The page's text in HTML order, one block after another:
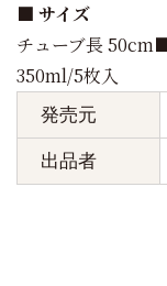
■ サイズ
チューブ長 50cm
350ml/5枚入
発売元
出品者